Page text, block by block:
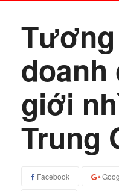
doanh
giới
Trung
Facebook